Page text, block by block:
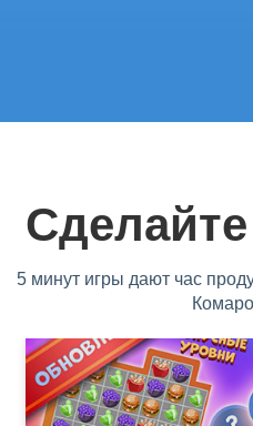
5 минут игры дают час